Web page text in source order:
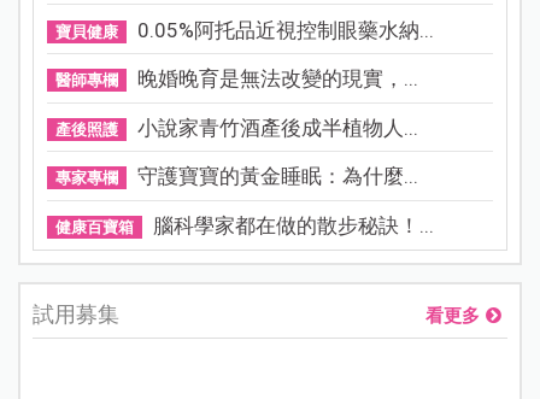
寶貝健康 0.05%阿托品近視控制眼藥水納...
醫師專欄 晚婚晚育是無法改變的現實，...
產後照護 小說家青竹酒產後成半植物人...
專家專欄 守護寶寶的黃金睡眠：為什麼...
健康百寶箱 腦科學家都在做的散步秘訣！...
試用募集 看更多